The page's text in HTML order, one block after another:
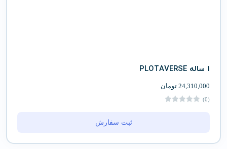
1 ساله PLOTAVERSE
24,310,000 تومان
(0)
ثبت سفارش